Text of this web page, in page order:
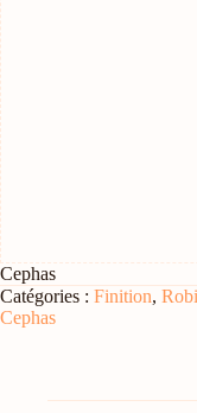
Cephas
Catégories : Finition,
Cephas